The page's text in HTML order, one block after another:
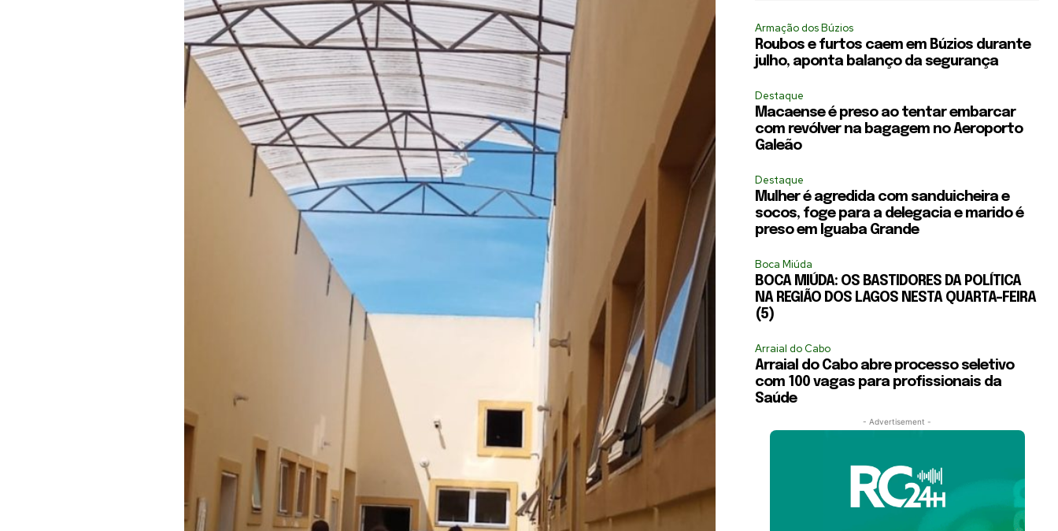
Armação dos Búzios
Roubos e furtos caem em Búzios durante
julho, aponta balanço da segurança
Destaque
Macaense é preso ao tentar embarcar
com revólver na bagagem no Aeroporto
Galeão
Destaque
Mulher é agredida com sanduicheira e
socos, foge para a delegacia e marido é
preso em Iguaba Grande
Boca Miúda
BOCA MIÚDA: OS BASTIDORES DA POLÍTICA
NA REGIÃO DOS LAGOS NESTA QUARTA-FEIRA
(5)
Arraial do Cabo
Arraial do Cabo abre processo seletivo
com 100 vagas para profissionais da
Saúde
- Advertisement -